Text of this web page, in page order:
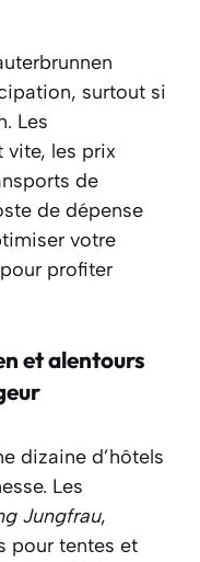
surtout si
Les
vite, les prix
de
de dépense
votre
profiter
et alentours
dizaine d’hôtels
Les
Jungfrau,
pour tentes et